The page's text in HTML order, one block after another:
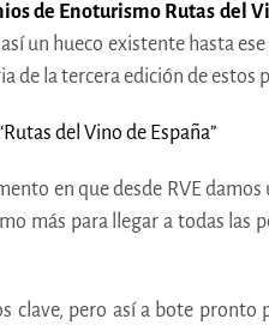
de Enoturismo Rutas del
un hueco existente hasta
de la tercera edición de estos
en que desde RVE damos
más para llegar a todas las
clave, pero así a bote pronto